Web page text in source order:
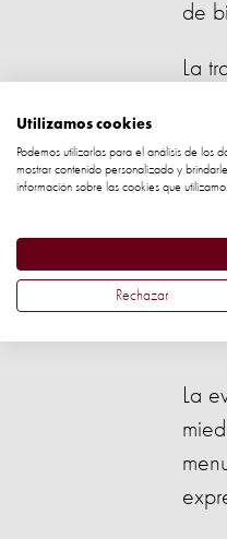
de
La
La
Utilizamos cookies
Podemos utilizarlas para el análisis de los
mostrar contenido personalizado y
información sobre las cookies que
Rechazar